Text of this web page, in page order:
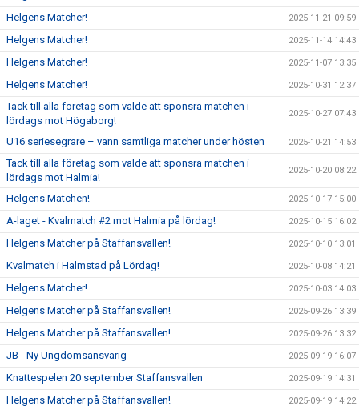
Helgens Matcher! 2025-11-21 09:59
Helgens Matcher! 2025-11-14 14:43
Helgens Matcher! 2025-11-07 13:35
Helgens Matcher! 2025-10-31 12:37
Tack till alla företag som valde att sponsra matchen i
lördags mot Högaborg!
2025-10-27 07:43
U16 seriesegrare – vann samtliga matcher under hösten 2025-10-21 14:53
Tack till alla företag som valde att sponsra matchen i
lördags mot Halmia!
2025-10-20 08:22
Helgens Matchen! 2025-10-17 15:00
A-laget - Kvalmatch #2 mot Halmia på lördag! 2025-10-15 16:02
Helgens Matcher på Staffansvallen! 2025-10-10 13:01
Kvalmatch i Halmstad på Lördag! 2025-10-08 14:21
Helgens Matcher! 2025-10-03 14:03
Helgens Matcher på Staffansvallen! 2025-09-26 13:39
Helgens Matcher på Staffansvallen! 2025-09-26 13:32
JB - Ny Ungdomsansvarig 2025-09-19 16:07
Knattespelen 20 september Staffansvallen 2025-09-19 14:31
Helgens Matcher på Staffansvallen! 2025-09-19 14:22